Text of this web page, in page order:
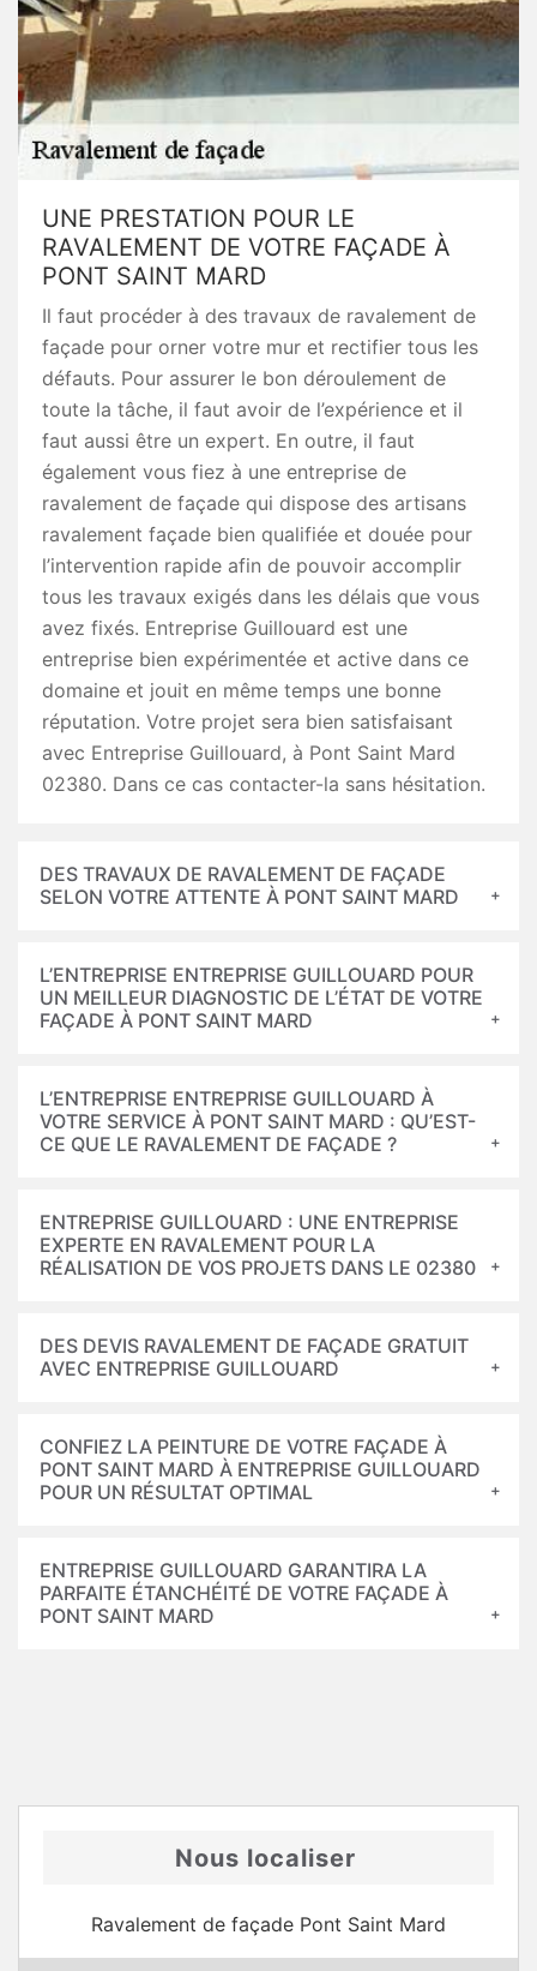
UNE PRESTATION POUR LE
RAVALEMENT DE VOTRE FAÇADE À
PONT SAINT MARD
Il faut procéder à des travaux de ravalement de
façade pour orner votre mur et rectifier tous les
défauts. Pour assurer le bon déroulement de
toute la tâche, il faut avoir de l’expérience et il
faut aussi être un expert. En outre, il faut
également vous fiez à une entreprise de
ravalement de façade qui dispose des artisans
ravalement façade bien qualifiée et douée pour
l’intervention rapide afin de pouvoir accomplir
tous les travaux exigés dans les délais que vous
avez fixés. Entreprise Guillouard est une
entreprise bien expérimentée et active dans ce
domaine et jouit en même temps une bonne
réputation. Votre projet sera bien satisfaisant
avec Entreprise Guillouard, à Pont Saint Mard
02380. Dans ce cas contacter-la sans hésitation.
DES TRAVAUX DE RAVALEMENT DE FAÇADE
SELON VOTRE ATTENTE À PONT SAINT MARD
L’ENTREPRISE ENTREPRISE GUILLOUARD POUR
UN MEILLEUR DIAGNOSTIC DE L’ÉTAT DE VOTRE
FAÇADE À PONT SAINT MARD
L’ENTREPRISE ENTREPRISE GUILLOUARD À
VOTRE SERVICE À PONT SAINT MARD : QU’EST-
CE QUE LE RAVALEMENT DE FAÇADE ?
ENTREPRISE GUILLOUARD : UNE ENTREPRISE
EXPERTE EN RAVALEMENT POUR LA
RÉALISATION DE VOS PROJETS DANS LE 02380
DES DEVIS RAVALEMENT DE FAÇADE GRATUIT
AVEC ENTREPRISE GUILLOUARD
CONFIEZ LA PEINTURE DE VOTRE FAÇADE À
PONT SAINT MARD À ENTREPRISE GUILLOUARD
POUR UN RÉSULTAT OPTIMAL
ENTREPRISE GUILLOUARD GARANTIRA LA
PARFAITE ÉTANCHÉITÉ DE VOTRE FAÇADE À
PONT SAINT MARD
Nous localiser
Ravalement de façade Pont Saint Mard